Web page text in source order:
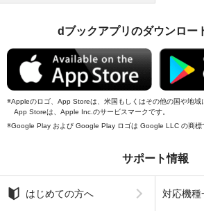
dブックアプリのダウンロー
Appleのロゴ、App Storeは、米国もしくはその他の国や地域
App Storeは、Apple Inc.のサービスマークです。
Google Play および Google Play ロゴは Google LLC の商標
サポート情報
はじめての方へ 対応機種